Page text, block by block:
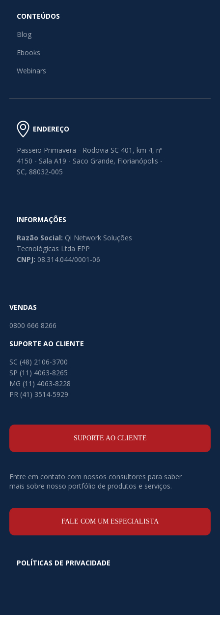
CONTEÚDOS
Blog
Ebooks
Webinars
ENDEREÇO
Passeio Primavera - Rodovia SC 401, km 4, nº
4150 - Sala A19 - Saco Grande, Florianópolis -
SC, 88032-005
INFORMAÇÕES
Razão Social: Qi Network Soluções
Tecnológicas Ltda EPP
CNPJ: 08.314.044/0001-06
VENDAS
0800 666 8266
SUPORTE AO CLIENTE
SC (48) 2106-3700
SP (11) 4063-8265
MG (11) 4063-8228
PR (41) 3514-5929
SUPORTE AO CLIENTE
Entre em contato com nossos consultores para saber
mais sobre nosso portfólio de produtos e serviços.
FALE COM UM ESPECIALISTA
POLÍTICAS DE PRIVACIDADE